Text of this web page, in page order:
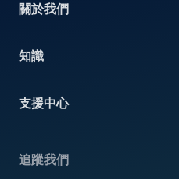
關於我們
知識
支援中心
追蹤我們